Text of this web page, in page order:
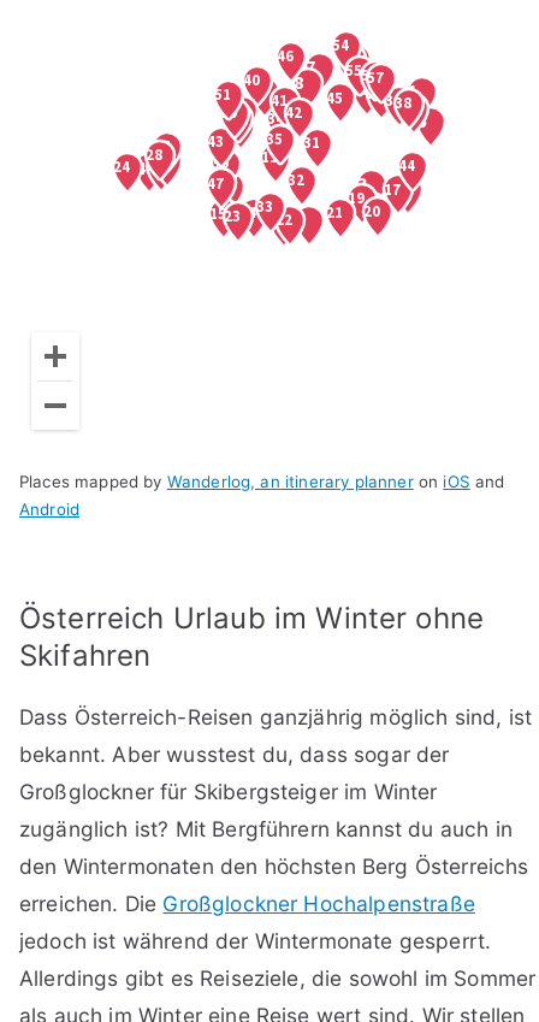
Places mapped by Wanderlog, an itinerary planneron iOS and
Android
Österreich Urlaub im Winter ohne
Skifahren
Dass Österreich-Reisen ganzjährig möglich sind, ist
bekannt. Aber wusstest du, dass sogar der
Großglockner für Skibergsteiger im Winter
zugänglich ist? Mit Bergführern kannst du auch in
den Wintermonaten den höchsten Berg Österreichs
erreichen. Die Großglockner Hochalpenstraße
jedoch ist während der Wintermonate gesperrt.
Allerdings gibt es Reiseziele, die sowohl im Sommer
als auch im Winter eine Reise wert sind. Wir stellen